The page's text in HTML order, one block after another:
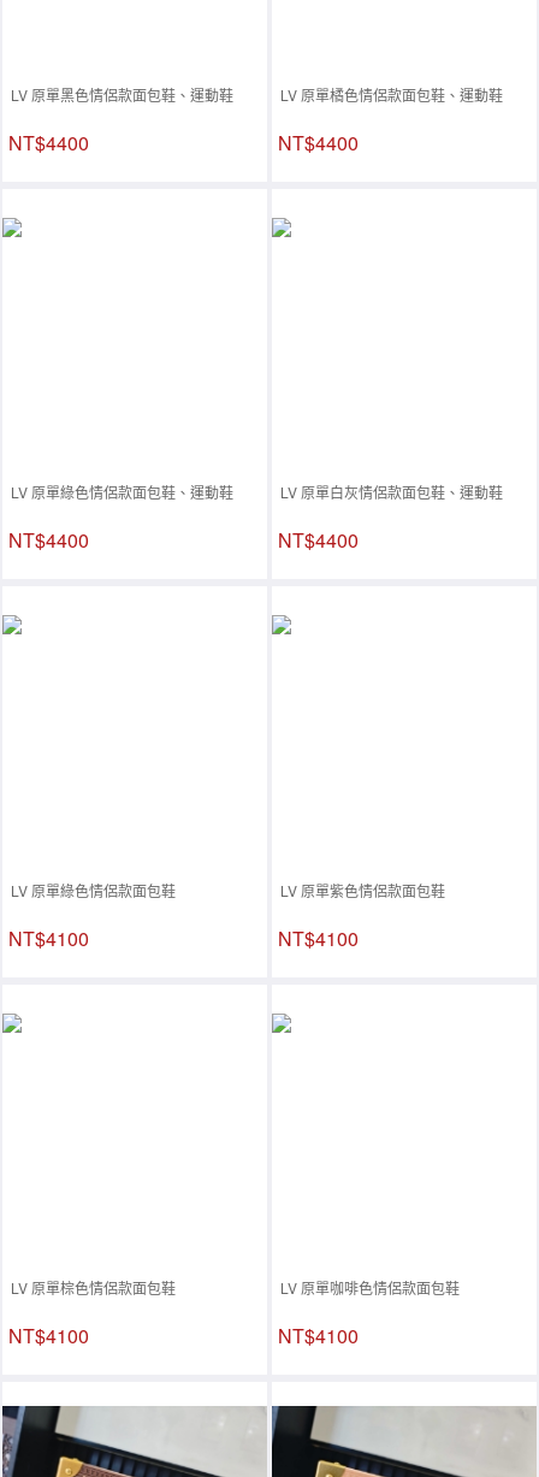
LV 原單黑色情侶款面包鞋、運動鞋
NT$4400
LV 原單橘色情侶款面包鞋、運動鞋
NT$4400
LV 原單綠色情侶款面包鞋、運動鞋
NT$4400
LV 原單白灰情侶款面包鞋、運動鞋
NT$4400
LV 原單綠色情侶款面包鞋
NT$4100
LV 原單紫色情侶款面包鞋
NT$4100
LV 原單棕色情侶款面包鞋
NT$4100
LV 原單咖啡色情侶款面包鞋
NT$4100